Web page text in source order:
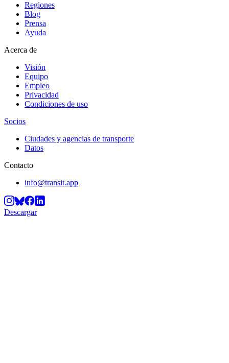
Regiones
Blog
Prensa
Ayuda
Acerca de
Visión
Equipo
Empleo
Privacidad
Condiciones de uso
Socios
Ciudades y agencias de transporte
Datos
Contacto
info@transit.app
Descargar